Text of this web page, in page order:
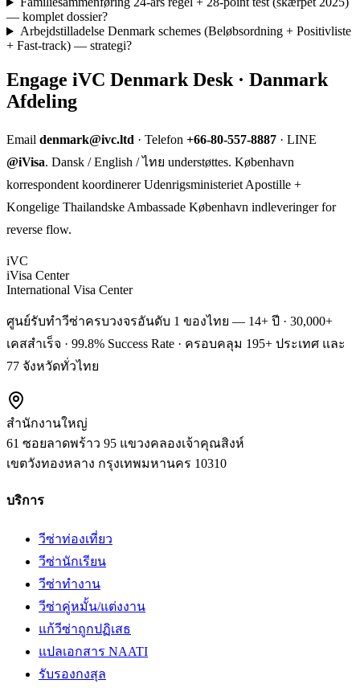
— komplet dossier?
Arbejdstilladelse Denmark schemes (Beløbsordning + Positivliste
+ Fast-track) — strategi?
Engage iVC Denmark Desk · Danmark
Afdeling
Email denmark@ivc.ltd · Telefon +66-80-557-8887 · LINE
@iVisa. Dansk / English / ไทย understøttes. København
korrespondent koordinerer Udenrigsministeriet Apostille +
Kongelige Thailandske Ambassade København indleveringer for
reverse flow.
iVC
iVisa Center
International Visa Center
ศูนย์รับทำวีซ่าครบวงจรอันดับ 1 ของไทย — 14+ ปี · 30,000+
เคสสำเร็จ · 99.8% Success Rate · ครอบคลุม 195+ ประเทศ และ
77 จังหวัดทั่วไทย
สำนักงานใหญ่
61 ซอยลาดพร้าว 95 แขวงคลองเจ้าคุณสิงห์
เขตวังทองหลาง กรุงเทพมหานคร 10310
บริการ
วีซ่าท่องเที่ยว
วีซ่านักเรียน
วีซ่าทำงาน
วีซ่าคู่หมั้น/แต่งงาน
แก้วีซ่าถูกปฏิเสธ
แปลเอกสาร NAATI
รับรองกงสุล